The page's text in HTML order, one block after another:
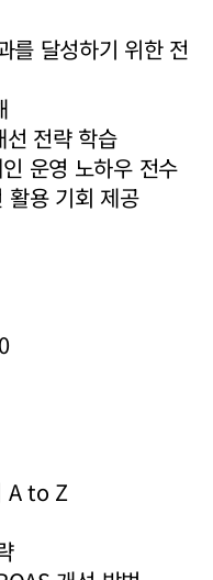
를 달성하기 위한 전
전략 학습
운영 노하우 전수
용 기회 제공
A to Z